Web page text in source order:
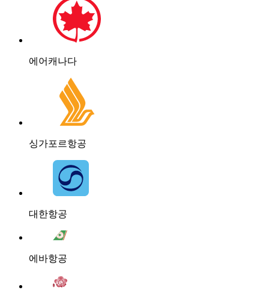
에어캐나다
싱가포르항공
대한항공
에바항공